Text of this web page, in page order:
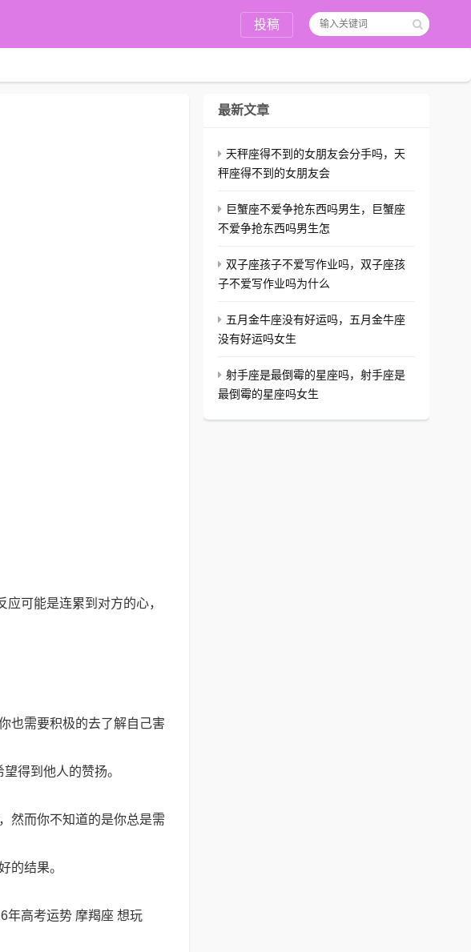
投稿
可能是连累到对方的心，
也需要积极的去了解自己害
得到他人的赞扬。
然而你不知道的是你总是需
的结果。
年高考运势 摩羯座 想玩
最新文章
天秤座得不到的女朋友会分手吗，天
秤座得不到的女朋友会
巨蟹座不爱争抢东西吗男生，巨蟹座
不爱争抢东西吗男生怎
双子座孩子不爱写作业吗，双子座孩
子不爱写作业吗为什么
五月金牛座没有好运吗，五月金牛座
没有好运吗女生
射手座是最倒霉的星座吗，射手座是
最倒霉的星座吗女生